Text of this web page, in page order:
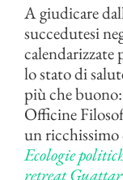
A giudicare
succedutesi
lo stato di
più che
Officine
un
Ecologie
retreat